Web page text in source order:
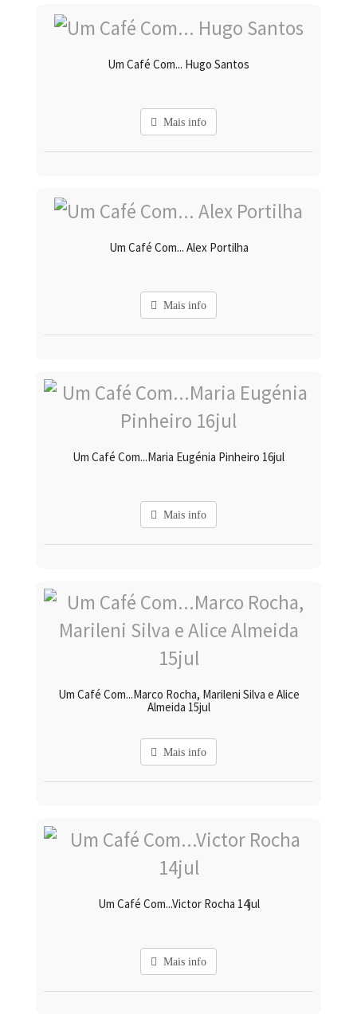
Um Café Com... Hugo Santos
Mais info
Um Café Com... Alex Portilha
Mais info
Um Café Com...Maria Eugénia Pinheiro 16jul
Mais info
Um Café Com...Marco Rocha, Marileni Silva e Alice
Almeida 15jul
Mais info
Um Café Com...Victor Rocha 14jul
Mais info